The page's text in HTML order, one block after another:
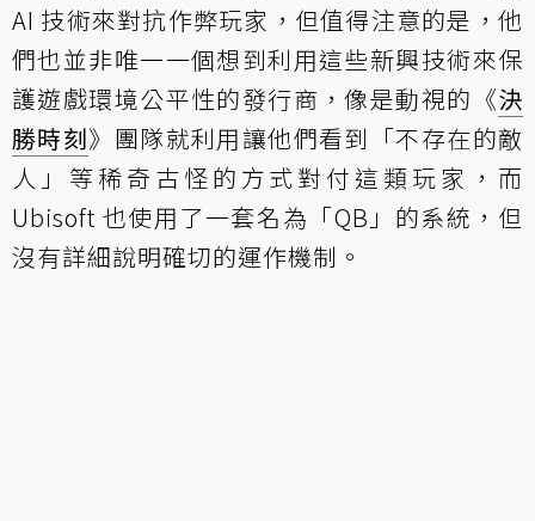
AI 技術來對抗作弊玩家，但值得注意的是，他
們也並非唯一一個想到利用這些新興技術來保
護遊戲環境公平性的發行商，像是動視的《決
勝時刻》團隊就利用讓他們看到「不存在的敵
人」等稀奇古怪的方式對付這類玩家，而
Ubisoft 也使用了一套名為「QB」的系統，但
沒有詳細說明確切的運作機制。